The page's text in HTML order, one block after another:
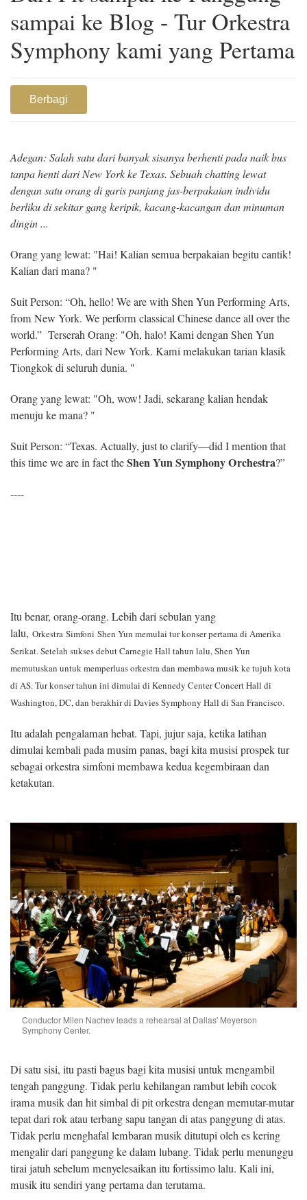
sampai ke Blog - Tur Orkestra
Symphony kami yang Pertama
Berbagi
Adegan: Salah satu dari banyak sisanya berhenti pada naik bus
tanpa henti dari New York ke Texas. Sebuah chatting lewat
dengan satu orang di garis panjang jas-berpakaian individu
berliku di sekitar gang keripik, kacang-kacangan dan minuman
dingin ...
Orang yang lewat: "Hai! Kalian semua berpakaian begitu cantik!
Kalian dari mana? "
Suit Person: “Oh, hello! We are with Shen Yun Performing Arts,
from New York. We perform classical Chinese dance all over the
world.” Terserah Orang: "Oh, halo! Kami dengan Shen Yun
Performing Arts, dari New York. Kami melakukan tarian klasik
Tiongkok di seluruh dunia. "
Orang yang lewat: "Oh, wow! Jadi, sekarang kalian hendak
menuju ke mana? "
Suit Person: “Texas. Actually, just to clarify—did I mention that
this time we are in fact theShen Yun Symphony Orchestra?”
----
Itu benar, orang-orang. Lebih dari sebulan yang
lalu, Orkestra Simfoni Shen Yun memulai tur konser pertama di Amerika
Serikat. Setelah sukses debut Carnegie Hall tahun lalu, Shen Yun
memutuskan untuk memperluas orkestra dan membawa musik ke tujuh kota
di AS. Tur konser tahun ini dimulai di Kennedy Center Concert Hall di
Washington, DC, dan berakhir di Davies Symphony Hall di San Francisco.
Itu adalah pengalaman hebat. Tapi, jujur ​​saja, ketika latihan
dimulai kembali pada musim panas, bagi kita musisi prospek tur
sebagai orkestra simfoni membawa kedua kegembiraan dan
ketakutan.
Conductor Milen Nachev leads a rehearsal at Dallas' Meyerson
Symphony Center.
Di satu sisi, itu pasti bagus bagi kita musisi untuk mengambil
tengah panggung. Tidak perlu kehilangan rambut lebih cocok
irama musik dan hit simbal di pit orkestra dengan memutar-mutar
tepat dari rok atau terbang sapu tangan di atas panggung di atas.
Tidak perlu menghafal lembaran musik ditutupi oleh es kering
mengalir dari panggung ke dalam lubang. Tidak perlu menunggu
tirai jatuh sebelum menyelesaikan itu fortissimo lalu. Kali ini,
musik itu sendiri yang pertama dan terutama.